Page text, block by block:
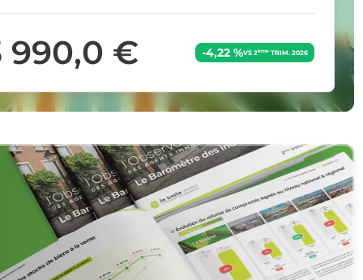
990,0 € -4,22 %VS 2èmeTRIM. 2026